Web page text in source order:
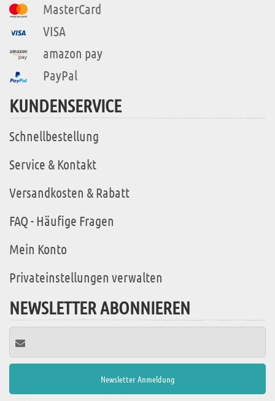
MasterCard
VISA
amazon pay
PayPal
KUNDENSERVICE
Schnellbestellung
Service & Kontakt
Versandkosten & Rabatt
FAQ - Häufige Fragen
Mein Konto
Privateinstellungen verwalten
NEWSLETTER ABONNIEREN